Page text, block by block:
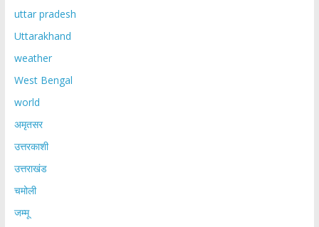
uttar pradesh
Uttarakhand
weather
West Bengal
world
अमृतसर
उत्तरकाशी
उत्तराखंड
चमोली
जम्मू